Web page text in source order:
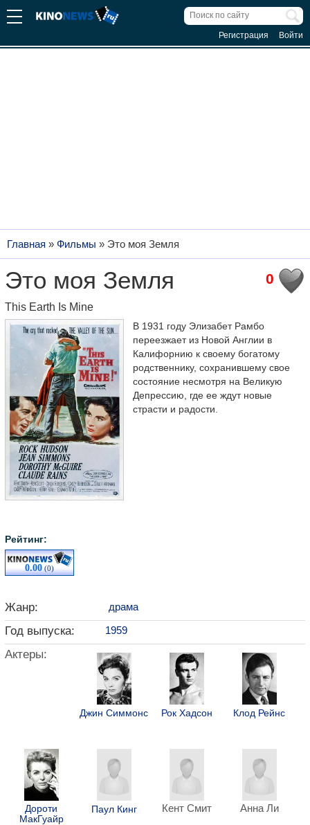
Регистрация Войти
Главная » Фильмы » Это моя Земля
0
Это моя Земля
This Earth Is Mine
Рейтинг:
0.00 (0)
В 1931 году Элизабет Рамбо
переезжает из Новой Англии в
Калифорнию к своему богатому
родственнику, сохранившему свое
состояние несмотря на Великую
Депрессию, где ее ждут новые
страсти и радости.
Жанр: драма
Год выпуска: 1959
Актеры:
Джин Симмонс Рок Хадсон Клод Рейнс
Дороти
МакГуайр
Паул Кинг Кент Смит Анна Ли